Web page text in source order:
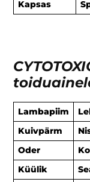
Kapsas
Lambapiim
Kuivpärm
Oder
Küülik